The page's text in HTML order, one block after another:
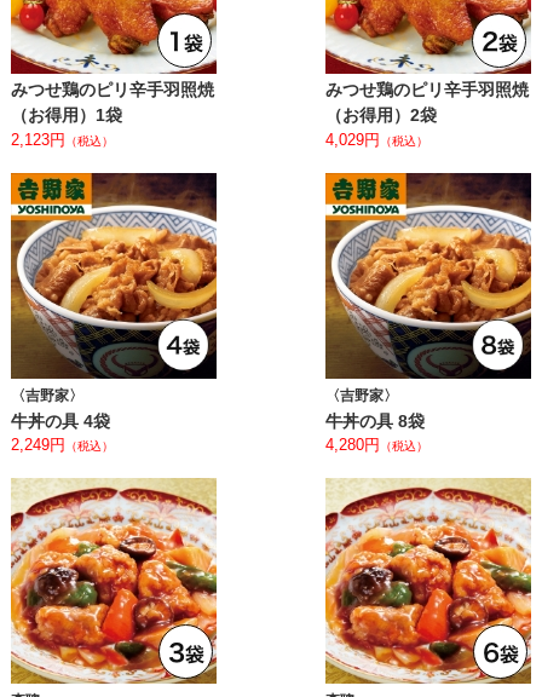
みつせ鶏のピリ⾟⼿⽻照焼
（お得⽤）1袋
2,123円 （税込）
みつせ鶏のピリ⾟⼿⽻照焼
（お得⽤）2袋
4,029円 （税込）
〈吉野家〉
牛丼の具 4袋
2,249円 （税込）
〈吉野家〉
牛丼の具 8袋
4,280円 （税込）